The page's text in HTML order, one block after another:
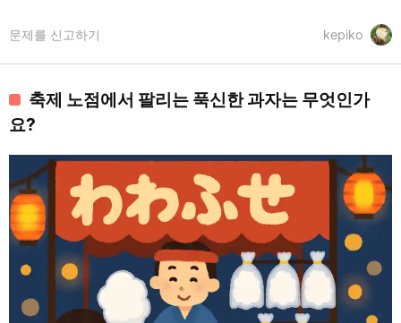
kepiko
문제를 신고하기
축제 노점에서 팔리는 푹신한 과자는 무엇인가
요?